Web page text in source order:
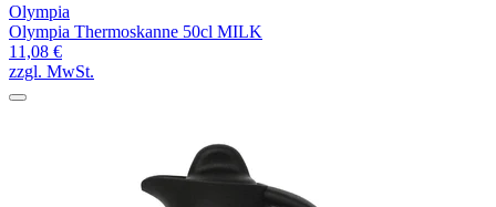
Olympia
Olympia Thermoskanne 50cl MILK
11,08 €
zzgl. MwSt.